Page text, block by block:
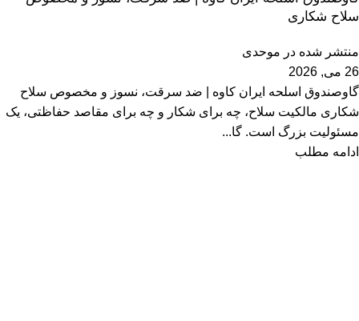
سلاح شکاری
منتشر شده در موحدی
26 می, 2026
گاوصندوق اسلحه ایران کاوه | ضد سرقت، نسوز و مخصوص سلاح
شکاری مالکیت سلاح، چه برای شکار و چه برای مقاصد حفاظتی، یک
مسئولیت بزرگ است. گا...
ادامه مطلب